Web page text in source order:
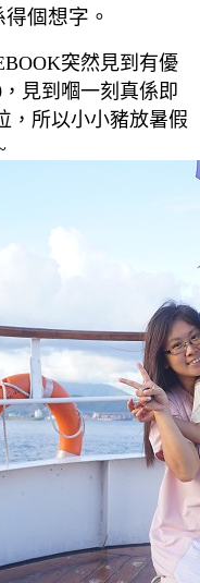
個想字。
突然見到有優
見到嗰一刻真係即
，所以小小豬放暑假